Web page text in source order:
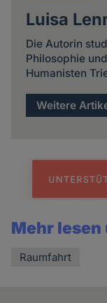
Luisa
Die Autorin
Philosophie
Humanisten
Weitere
Mehr lesen
Raumfahrt